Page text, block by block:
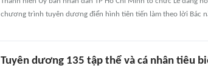
chương trình tuyên dương điển hình tiên tiến làm theo lời Bác
Tuyên dương 135 tập thể và cá nhân tiêu